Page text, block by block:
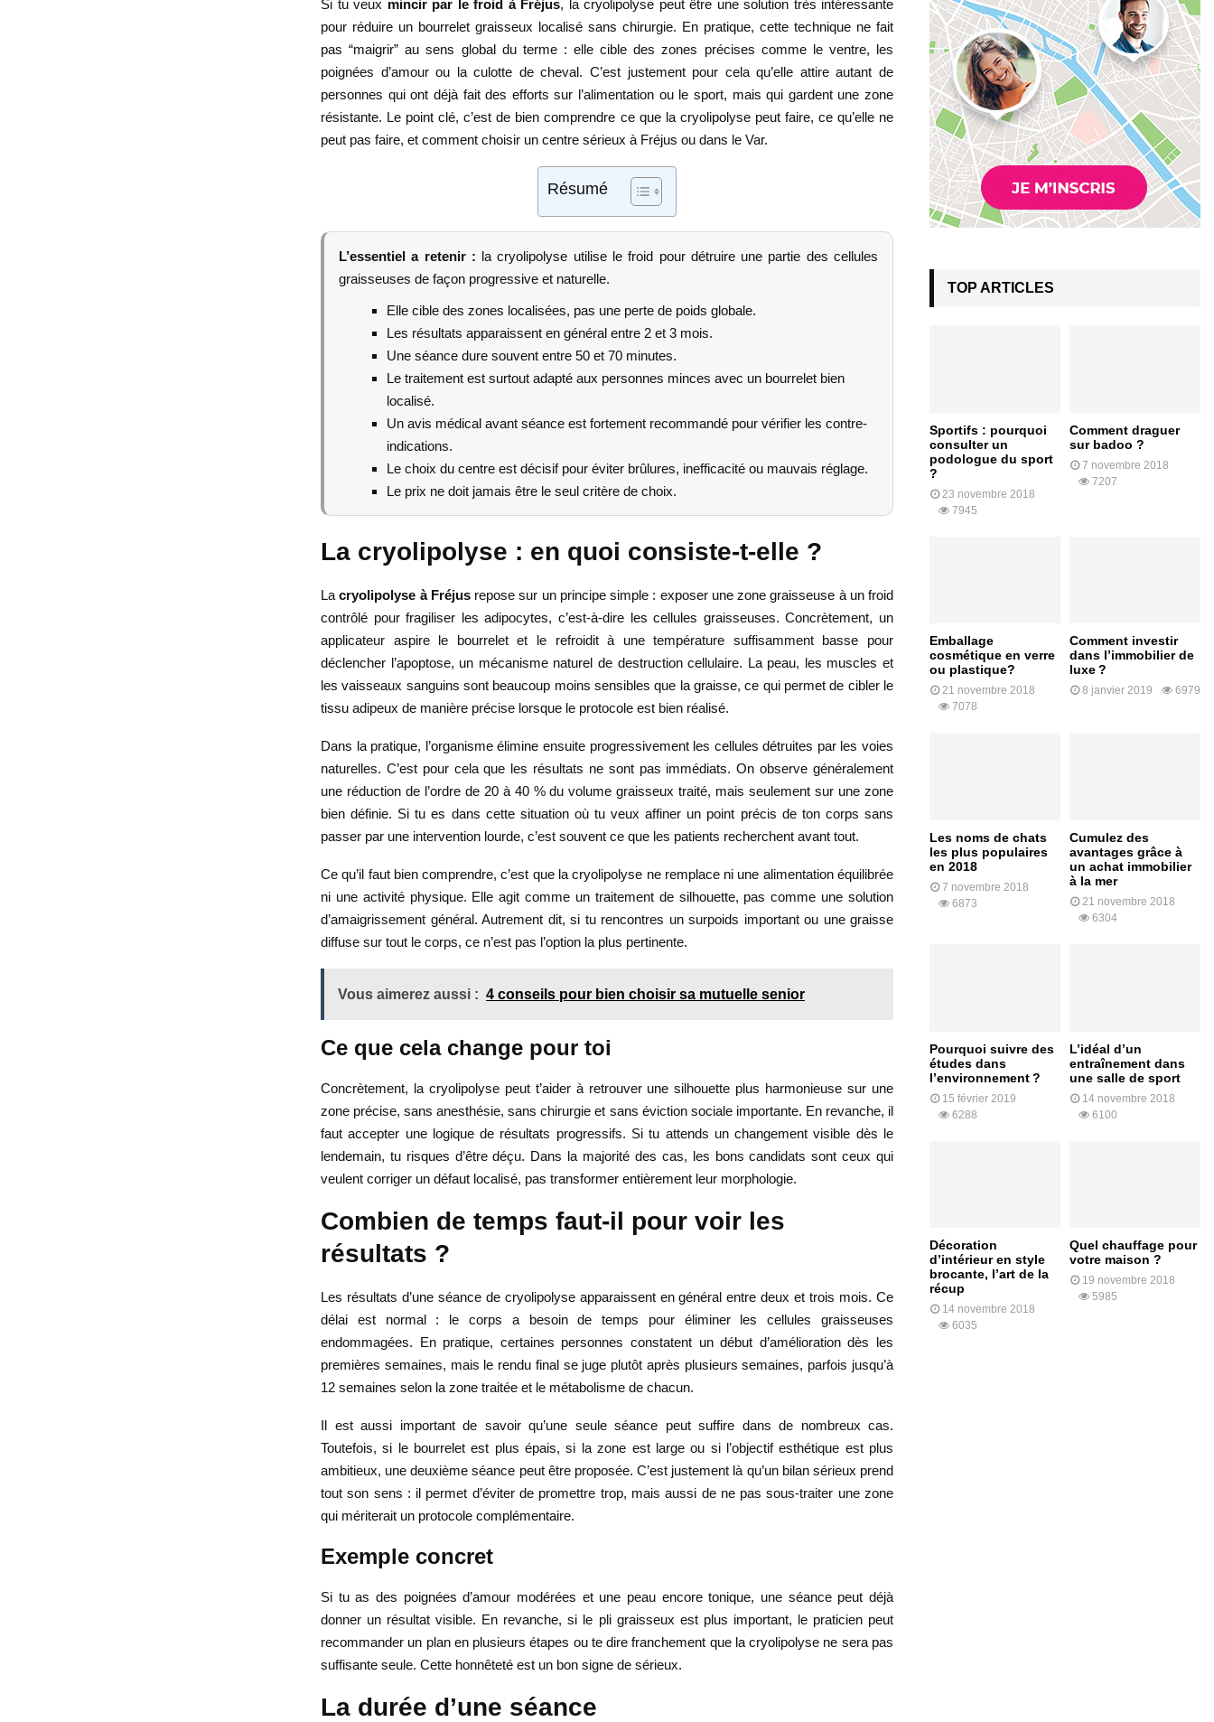
Si tu veux mincir par le froid à Fréjus, la cryolipolyse peut être une solution très intéressante
pour réduire un bourrelet graisseux localisé sans chirurgie. En pratique, cette technique ne fait
pas “maigrir” au sens global du terme : elle cible des zones précises comme le ventre, les
poignées d’amour ou la culotte de cheval. C’est justement pour cela qu’elle attire autant de
personnes qui ont déjà fait des efforts sur l’alimentation ou le sport, mais qui gardent une zone
résistante. Le point clé, c’est de bien comprendre ce que la cryolipolyse peut faire, ce qu’elle ne
peut pas faire, et comment choisir un centre sérieux à Fréjus ou dans le Var.
Résumé
L’essentiel a retenir : la cryolipolyse utilise le froid pour détruire une partie des cellules
graisseuses de façon progressive et naturelle.
Elle cible des zones localisées, pas une perte de poids globale.
Les résultats apparaissent en général entre 2 et 3 mois.
Une séance dure souvent entre 50 et 70 minutes.
Le traitement est surtout adapté aux personnes minces avec un bourrelet bien
localisé.
Un avis médical avant séance est fortement recommandé pour vérifier les contre-
indications.
Le choix du centre est décisif pour éviter brûlures, inefficacité ou mauvais réglage.
Le prix ne doit jamais être le seul critère de choix.
La cryolipolyse : en quoi consiste-t-elle ?
Lacryolipolyse à Fréjusrepose sur un principe simple : exposer une zone graisseuse à un froid
contrôlé pour fragiliser les adipocytes, c’est-à-dire les cellules graisseuses. Concrètement, un
applicateur aspire le bourrelet et le refroidit à une température suffisamment basse pour
déclencher l’apoptose, un mécanisme naturel de destruction cellulaire. La peau, les muscles et
les vaisseaux sanguins sont beaucoup moins sensibles que la graisse, ce qui permet de cibler le
tissu adipeux de manière précise lorsque le protocole est bien réalisé.
Dans la pratique, l’organisme élimine ensuite progressivement les cellules détruites par les voies
naturelles. C’est pour cela que les résultats ne sont pas immédiats. On observe généralement
une réduction de l’ordre de 20 à 40 % du volume graisseux traité, mais seulement sur une zone
bien définie. Si tu es dans cette situation où tu veux affiner un point précis de ton corps sans
passer par une intervention lourde, c’est souvent ce que les patients recherchent avant tout.
Ce qu’il faut bien comprendre, c’est que la cryolipolyse ne remplace ni une alimentation équilibrée
ni une activité physique. Elle agit comme un traitement de silhouette, pas comme une solution
d’amaigrissement général. Autrement dit, si tu rencontres un surpoids important ou une graisse
diffuse sur tout le corps, ce n’est pas l’option la plus pertinente.
Vous aimerez aussi : 4 conseils pour bien choisir sa mutuelle senior
Ce que cela change pour toi
Concrètement, la cryolipolyse peut t’aider à retrouver une silhouette plus harmonieuse sur une
zone précise, sans anesthésie, sans chirurgie et sans éviction sociale importante. En revanche, il
faut accepter une logique de résultats progressifs. Si tu attends un changement visible dès le
lendemain, tu risques d’être déçu. Dans la majorité des cas, les bons candidats sont ceux qui
veulent corriger un défaut localisé, pas transformer entièrement leur morphologie.
Combien de temps faut-il pour voir les
résultats ?
Les résultats d’une séance de cryolipolyse apparaissent en général entre deux et trois mois. Ce
délai est normal : le corps a besoin de temps pour éliminer les cellules graisseuses
endommagées. En pratique, certaines personnes constatent un début d’amélioration dès les
premières semaines, mais le rendu final se juge plutôt après plusieurs semaines, parfois jusqu’à
12 semaines selon la zone traitée et le métabolisme de chacun.
Il est aussi important de savoir qu’une seule séance peut suffire dans de nombreux cas.
Toutefois, si le bourrelet est plus épais, si la zone est large ou si l’objectif esthétique est plus
ambitieux, une deuxième séance peut être proposée. C’est justement là qu’un bilan sérieux prend
tout son sens : il permet d’éviter de promettre trop, mais aussi de ne pas sous-traiter une zone
qui mériterait un protocole complémentaire.
Exemple concret
Si tu as des poignées d’amour modérées et une peau encore tonique, une séance peut déjà
donner un résultat visible. En revanche, si le pli graisseux est plus important, le praticien peut
recommander un plan en plusieurs étapes ou te dire franchement que la cryolipolyse ne sera pas
suffisante seule. Cette honnêteté est un bon signe de sérieux.
La durée d’une séance
TOP ARTICLES
Sportifs : pourquoi
consulter un
podologue du sport
?
23 novembre 2018
7945
Comment draguer
sur badoo ?
7 novembre 2018
7207
Emballage
cosmétique en verre
ou plastique?
21 novembre 2018
7078
Comment investir
dans l’immobilier de
luxe ?
8 janvier 2019 6979
Les noms de chats
les plus populaires
en 2018
7 novembre 2018
6873
Cumulez des
avantages grâce à
un achat immobilier
à la mer
21 novembre 2018
6304
Pourquoi suivre des
études dans
l’environnement ?
15 février 2019
6288
L’idéal d’un
entraînement dans
une salle de sport
14 novembre 2018
6100
Décoration
d’intérieur en style
brocante, l’art de la
récup
14 novembre 2018
6035
Quel chauffage pour
votre maison ?
19 novembre 2018
5985